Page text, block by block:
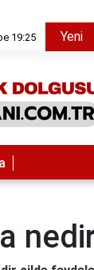
19:25 Yeni